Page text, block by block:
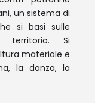
un sistema di
si basi sulle
territorio. Si
materiale e
la danza, la